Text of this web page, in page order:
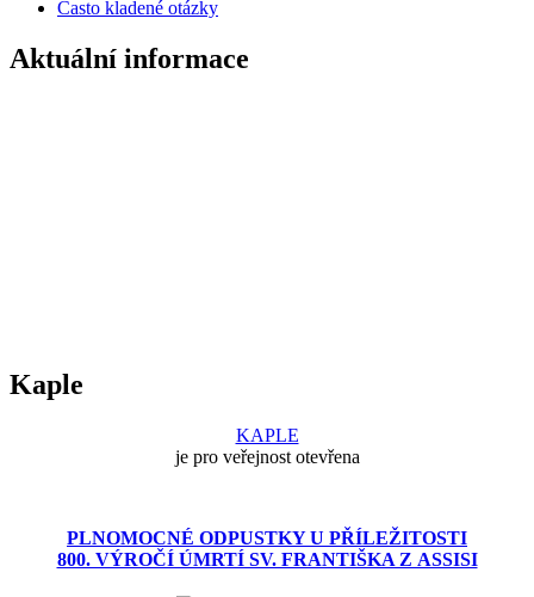
Často kladené otázky
Aktuální informace
Kaple
KAPLE
je pro veřejnost otevřena
PLNOMOCNÉ ODPUSTKY U PŘÍLEŽITOSTI
800. VÝROČÍ ÚMRTÍ SV. FRANTIŠKA Z ASSISI